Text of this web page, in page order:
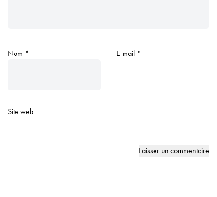
Nom * E-mail *
Site web